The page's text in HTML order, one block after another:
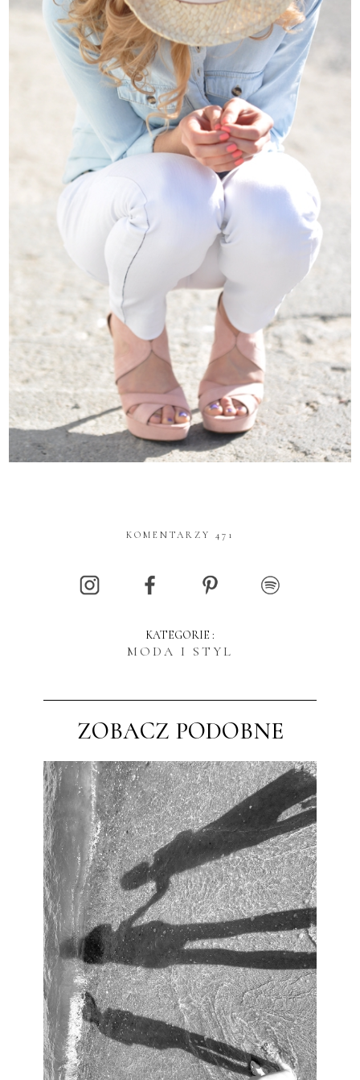
KOMENTARZY 471
KATEGORIE :
MODA I STYL
ZOBACZ PODOBNE